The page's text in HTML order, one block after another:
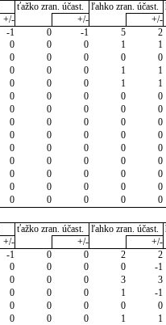
ťažko zran. účast. ľahko zran. účast.
+/- +/- +/-
-1 0 -1 5 2
0 0 0 1 1
0 0 0 0 0
0 0 0 1 1
0 0 0 1 1
0 0 0 0 0
0 0 0 0 0
0 0 0 0 0
0 0 0 0 0
0 0 0 0 0
0 0 0 0 0
0 0 0 0 0
0 0 0 0 0
0 0 0 0 0
ťažko zran. účast. ľahko zran. účast.
+/- +/- +/-
-1 0 0 2 2
0 0 0 0 -1
0 0 0 3 3
0 0 0 1 -1
0 0 0 0 0
0 0 0 1 1